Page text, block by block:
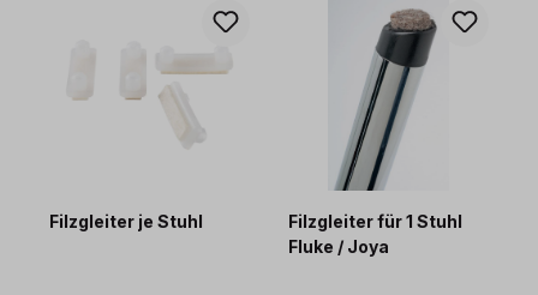
Filzgleiter je Stuhl
Filzgleiter für 1 Stuhl
Fluke / Joya